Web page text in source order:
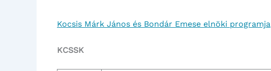
Kocsis Márk János és Bondár Emese elnöki programja
KCSSK